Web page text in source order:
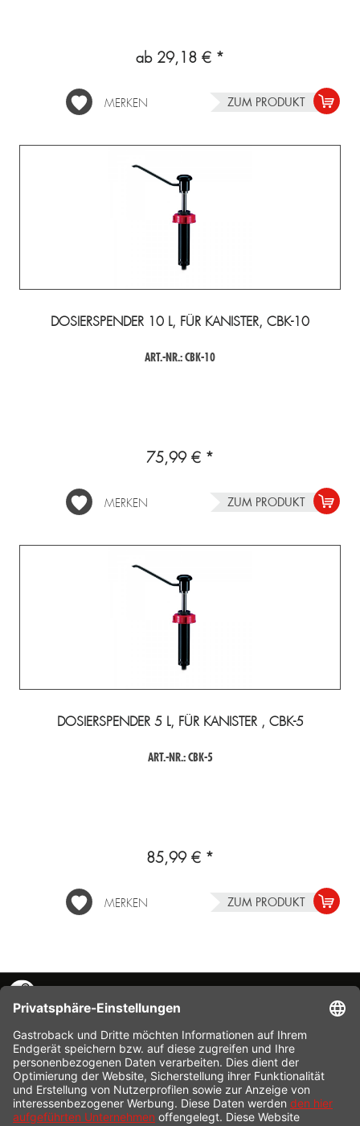
ab 29,18 € *
MERKEN ZUM PRODUKT
DOSIERSPENDER 10 L, FÜR KANISTER, CBK-10
ART.-NR.: CBK-10
75,99 € *
MERKEN ZUM PRODUKT
DOSIERSPENDER 5 L, FÜR KANISTER , CBK-5
ART.-NR.: CBK-5
85,99 € *
MERKEN ZUM PRODUKT
SERVICE HOTLINE
INFORMATION